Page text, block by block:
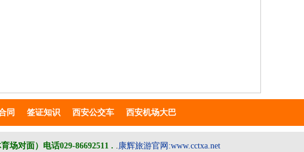
同 签证知识 西安公交车 西安机场大巴
场对面） 电话029-86692511 . .康辉旅游官 网 :www.cctxa.net